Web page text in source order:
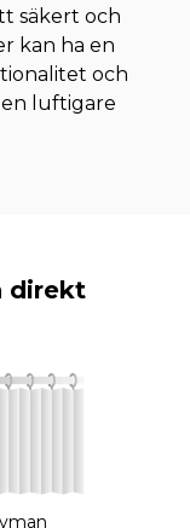
säkert och
kan ha en
och
en luftigare
direkt